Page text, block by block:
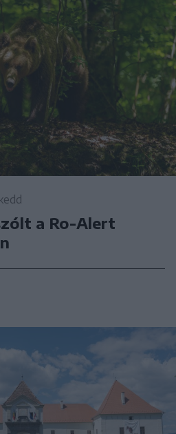
a Ro-Alert